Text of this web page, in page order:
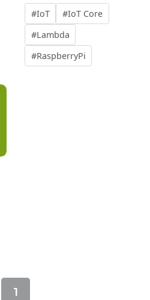
るボタン』を作成して
みる(前編)
#IoT
#IoT Core
#Lambda
#RaspberryPi
1